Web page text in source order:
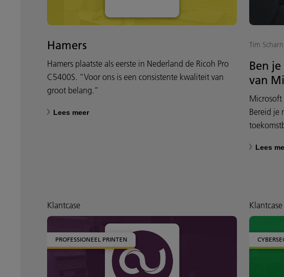
Hamers
Hamers plaatste als eerste in Nederland de Ricoh Pro
C5400S. “Voor ons is een consistente kwaliteit van
groot belang.”
Lees meer
Tim Scharn
Ben
van
Bereid je
Lees
Klantcase
PROFESSIONEEL PRINTEN
Klantcase